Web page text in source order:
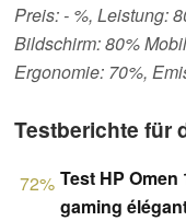
Preis: - %, Leistung:
Bildschirm: 80%
Ergonomie: 70%,
Testberichte für
72% Test HP
gaming